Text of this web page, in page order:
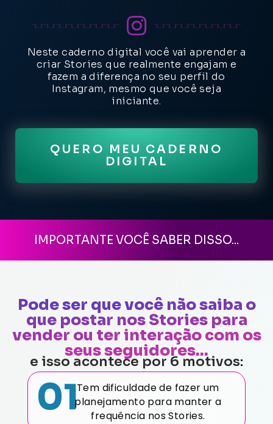
Neste caderno digital você vai aprender a
criar Stories que realmente engajam e
fazem a diferença no seu perfil do
Instagram, mesmo que você seja
iniciante.
QUERO MEU CADERNO
DIGITAL
IMPORTANTE VOCÊ SABER DISSO...
Pode ser que você não saiba o
que postar nos Stories para
vender ou ter interação com os
seus seguidores...
e isso acontece por 6 motivos:
01Tem dificuldade de fazer um
planejamento para manter a
frequência nos Stories.